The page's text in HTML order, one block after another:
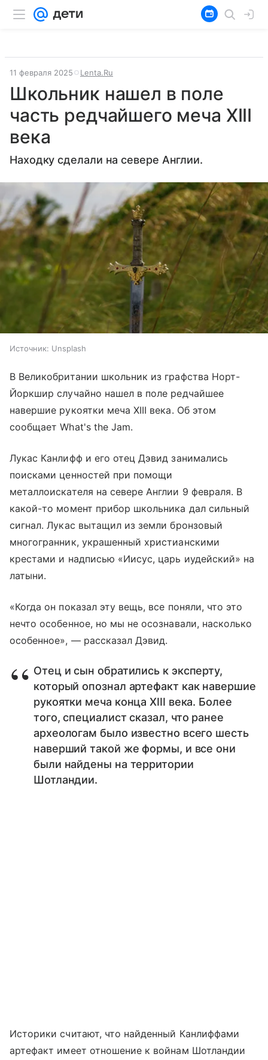
11 февраля 2025 Lenta.Ru
Школьник нашел в поле
часть редчайшего меча XIII
века
Находку сделали на севере Англии.
Источник: Unsplash
В Великобритании школьник из графства Норт-
Йоркшир случайно нашел в поле редчайшее
навершие рукоятки меча XIII века. Об этом
сообщает What's the Jam.
Лукас Канлифф и его отец Дэвид занимались
поисками ценностей при помощи
металлоискателя на севере Англии 9 февраля. В
какой-то момент прибор школьника дал сильный
сигнал. Лукас вытащил из земли бронзовый
многогранник, украшенный христианскими
крестами и надписью «Иисус, царь иудейский» на
латыни.
«Когда он показал эту вещь, все поняли, что это
нечто особенное, но мы не осознавали, насколько
особенное», — рассказал Дэвид.
Отец и сын обратились к эксперту,
который опознал артефакт как навершие
рукоятки меча конца XIII века. Более
того, специалист сказал, что ранее
археологам было известно всего шесть
наверший такой же формы, и все они
были найдены на территории
Шотландии.
Историки считают, что найденный Канлиффами
артефакт имеет отношение к войнам Шотландии